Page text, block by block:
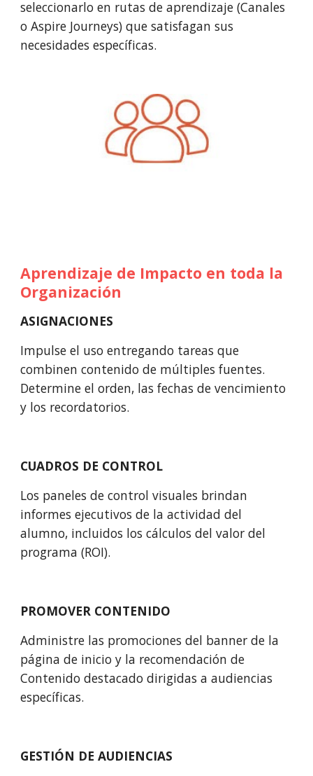
seleccionarlo en rutas de aprendizaje (Canales
o Aspire Journeys) que satisfagan sus
necesidades específicas.
Aprendizaje de I
Organización
ASIGNACIONES
Impulse el uso entregando tareas que
combinen contenido de múltiples fuentes.
Determine el orden, las fechas de vencimiento
y los recordatorios.
CUADROS DE CONTROL
Los paneles de control visuales brindan
informes ejecutivos de la actividad del
alumno, incluidos los cálculos del valor del
programa (ROI).
PROMOVER CONTENIDO
Administre las promociones del banner de la
página de inicio y la recomendación de
Contenido destacado dirigidas a audiencias
específicas.
GESTIÓN DE AUDIENCIAS